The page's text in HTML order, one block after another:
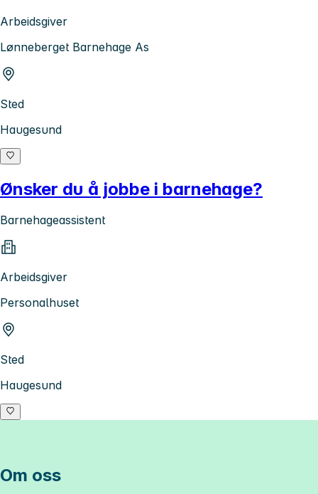
Arbeidsgiver
Lønneberget Barnehage As
Sted
Haugesund
Ønsker du å jobbe i barnehage?
Barnehageassistent
Arbeidsgiver
Personalhuset
Sted
Haugesund
Om oss